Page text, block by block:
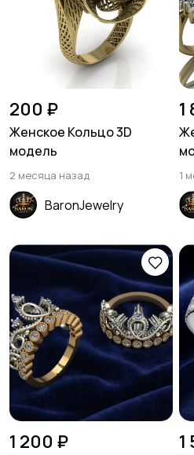
200 ₽
Женское Кольцо 3D
модель
2 месяца назад
BaronJewelry
1
1
1 200 ₽ 1